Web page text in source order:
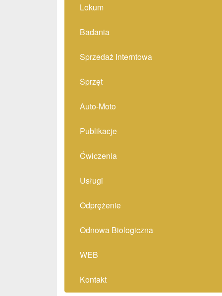
Lokum
Badania
Sprzedaż Interntowa
Sprzęt
Auto-Moto
Publikacje
Ćwiczenia
Usługi
Odprężenie
Odnowa Biologiczna
WEB
Kontakt